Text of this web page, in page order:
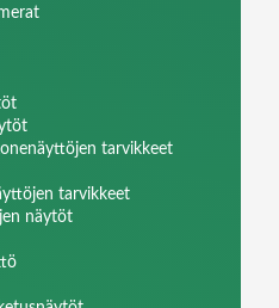
tarvikkeet
tarvikkeet
näytöt